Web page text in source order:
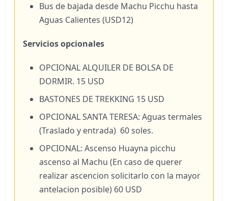
Bus de bajada desde Machu Picchu hasta
Aguas Calientes (USD12)
Servicios opcionales
OPCIONAL ALQUILER DE BOLSA DE
DORMIR. 15 USD
BASTONES DE TREKKING 15 USD
OPCIONAL SANTA TERESA: Aguas termales
(Traslado y entrada) 60 soles.
OPCIONAL: Ascenso Huayna picchu
ascenso al Machu (En caso de querer
realizar ascencion solicitarlo con la mayor
antelacion posible) 60 USD